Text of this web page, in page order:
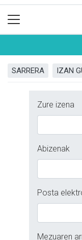
SARRERA IZAN
Zure izena
Abizenak
Posta
Mezuaren